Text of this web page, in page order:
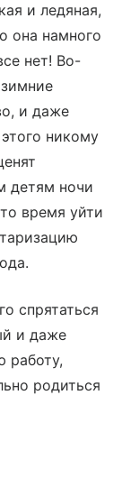
и ледяная,
она намного
нет! Во-
и даже
никому
детям ночи
время уйти
спрятаться
и даже
работу,
родиться